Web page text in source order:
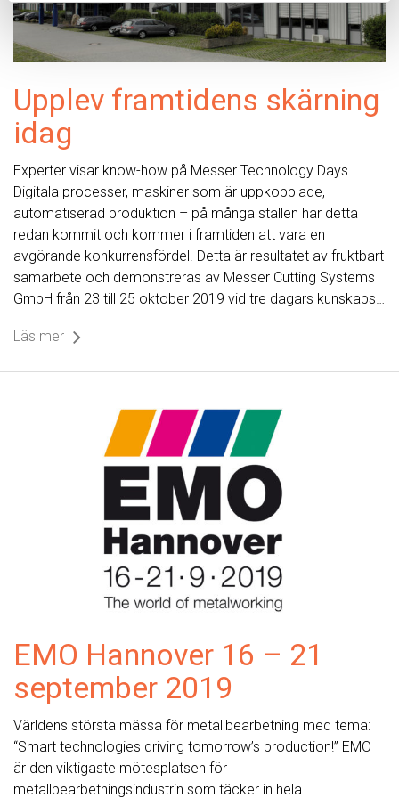
Upplev framtidens skärning
idag
Experter visar know-how på Messer Technology Days
Digitala processer, maskiner som är uppkopplade,
automatiserad produktion – på många ställen har detta
redan kommit och kommer i framtiden att vara en
avgörande konkurrensfördel. Detta är resultatet av fruktbart
samarbete och demonstreras av Messer Cutting Systems
GmbH från 23 till 25 oktober 2019 vid tre dagars kunskaps…
Läs mer
EMO Hannover 16 – 21
september 2019
Världens största mässa för metallbearbetning med tema:
“Smart technologies driving tomorrow’s production!” EMO
är den viktigaste mötesplatsen för
metallbearbetningsindustrin som täcker in hela